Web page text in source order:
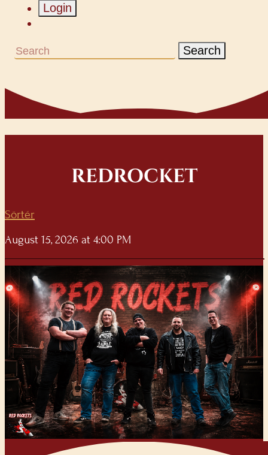
Login
Search
REDROCKET
Sörtér
August 15, 2026 at 4:00 PM